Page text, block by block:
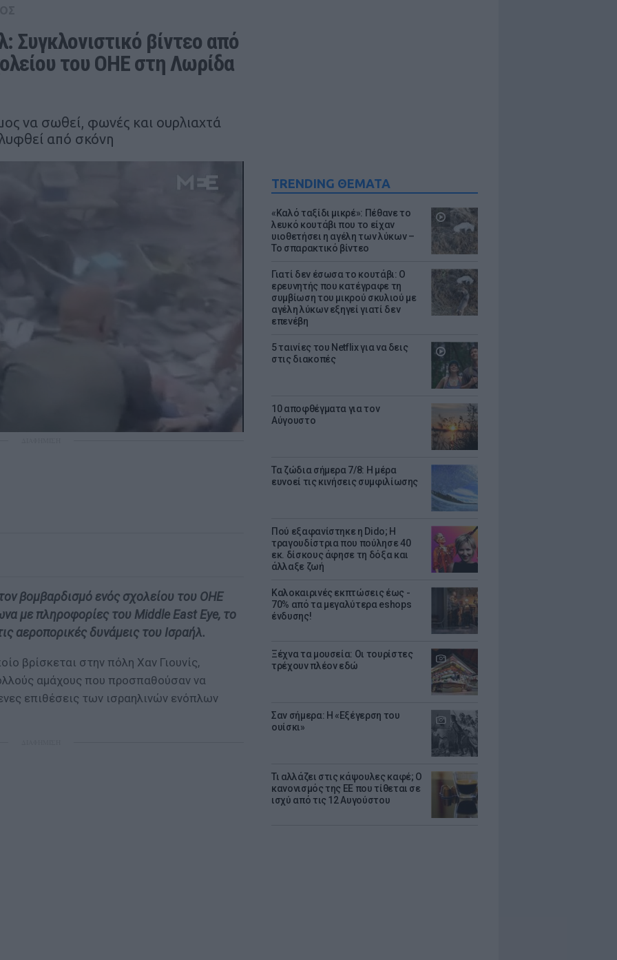
TRENDING ΘΕΜΑΤΑ
«Καλό ταξίδι μικρέ»: Πέθανε το
λευκό κουτάβι που το είχαν
υιοθετήσει η αγέλη των λύκων –
Το σπαρακτικό βίντεο
Γιατί δεν έσωσα το κουτάβι: Ο
ερευνητής που κατέγραφε τη
συμβίωση του μικρού σκυλιού με
αγέλη λύκων εξηγεί γιατί δεν
επενέβη
5 ταινίες του Netflix για να δεις
στις διακοπές
10 αποφθέγματα για τον
Αύγουστο
Τα ζώδια σήμερα 7/8: Η μέρα
ευνοεί τις κινήσεις συμφιλίωσης
Πού εξαφανίστηκε η Dido; Η
τραγουδίστρια που πούλησε 40
εκ. δίσκους άφησε τη δόξα και
άλλαξε ζωή
Καλοκαιρινές εκπτώσεις έως -
70% από τα μεγαλύτερα eshops
ένδυσης!
Ξέχνα τα μουσεία: Οι τουρίστες
τρέχουν πλέον εδώ
Σαν σήμερα: Η «Εξέγερση του
ουίσκι»
Τι αλλάζει στις κάψουλες καφέ; Ο
κανονισμός της ΕΕ που τίθεται σε
ισχύ από τις 12 Αυγούστου
Συγκλονιστικό βίντεο από
του ΟΗΕ στη Λωρίδα
να σωθεί, φωνές και ουρλιαχτά
από σκόνη
βομβαρδισμό ενός σχολείου του ΟΗΕ
με πληροφορίες του Middle East Eye, το
αεροπορικές δυνάμεις του Ισραήλ.
βρίσκεται στην πόλη Χαν Γιουνίς,
αμάχους που προσπαθούσαν να
επιθέσεις των ισραηλινών ενόπλων